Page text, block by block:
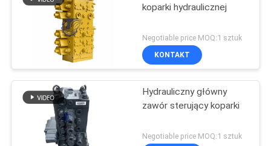
koparki hydraulicznej
Negotiable price MOQ:1 sztuk
KONTAKT
Hydrauliczny główny
zawór sterujący koparki
Negotiable price MOQ:1 sztuk